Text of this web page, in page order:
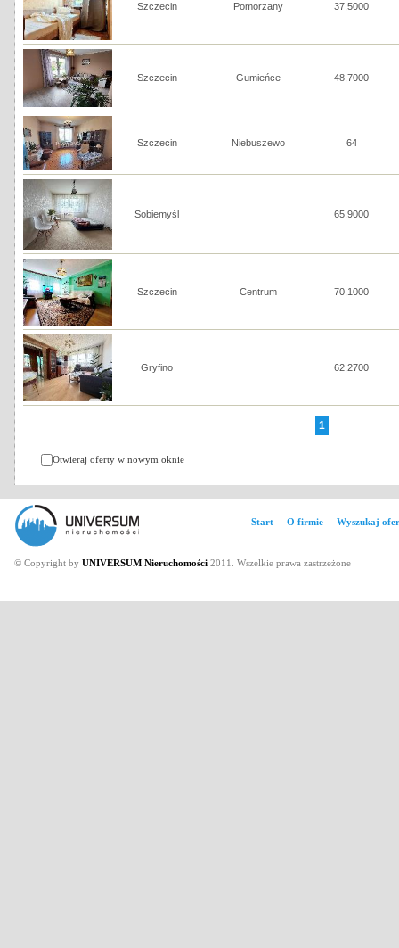
Szczecin Pomorzany 37,5000
Szczecin Gumieńce 48,7000
Szczecin Niebuszewo 64
Sobiemyśl 65,9000
Szczecin Centrum 70,1000
Gryfino 62,2700
1
Otwieraj oferty w nowym oknie
Start O firmie Wyszukaj
© Copyright by UNIVERSUM Nieruchomości 2011. Wszelkie prawa zastrzeżone